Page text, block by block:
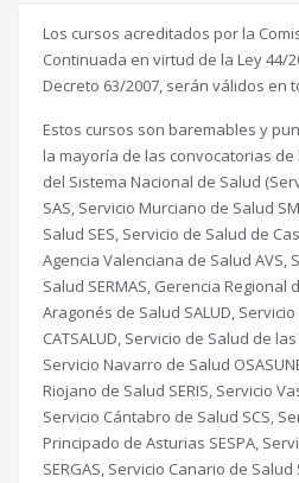
Los cursos acreditados por la
Continuada en virtud de la Ley 44/
Decreto 63/2007, serán válidos en
Estos cursos son baremables y
la mayoría de las convocatorias
del Sistema Nacional de Salud
SAS, Servicio Murciano de Salud
Salud SES, Servicio de Salud de
Agencia Valenciana de Salud AVS,
Salud SERMAS, Gerencia Regional
Aragonés de Salud SALUD,
CATSALUD, Servicio de Salud de
Servicio Navarro de Salud
Riojano de Salud SERIS, Servicio
Servicio Cántabro de Salud SCS,
Principado de Asturias SESPA,
SERGAS, Servicio Canario de Salud